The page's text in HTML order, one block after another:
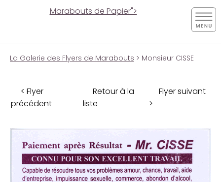
Marabouts de Papier">
La Galerie des Flyers de Marabouts > Monsieur CISSE
< Flyer
précédent
Retour à la
liste
Flyer suivant
>